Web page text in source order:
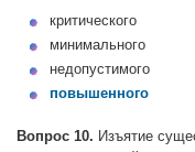
критического
минимального
недопустимого
повышенного
Вопрос 10. Изъятие